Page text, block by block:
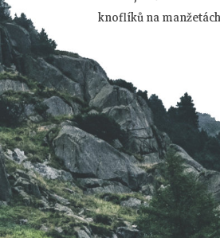
knoflíků na
p
a
t
í